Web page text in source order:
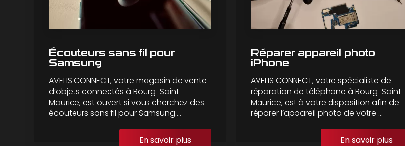
Écouteurs sans fil pour
Samsung
AVELIS CONNECT, votre magasin de vente
d’objets connectés à Bourg-Saint-
Maurice, est ouvert si vous cherchez des
écouteurs sans fil pour Samsung....
En savoir plus
Réparer appareil photo
iPhone
AVELIS CONNECT, votre spécialiste de
réparation de téléphone à Bourg-Saint-
Maurice, est à votre disposition afin de
réparer l’appareil photo de votre ...
En savoir plus